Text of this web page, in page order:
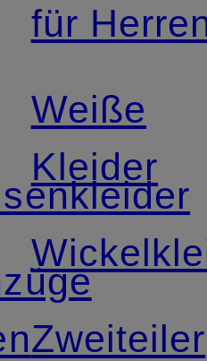
für
Weiße
Kleider
Zweiteiler